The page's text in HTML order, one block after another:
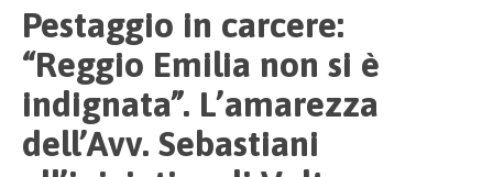
Pestaggio in carcere:
“Reggio Emilia non si è
indignata”. L’amarezza
dell’Avv. Sebastiani